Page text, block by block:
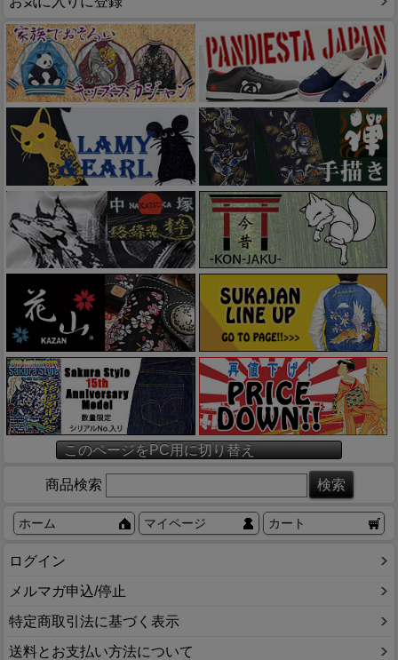
このページをPC用に切り替え
商品検索
ホーム マイページ カート
ログイン
メルマガ申込/停止
特定商取引法に基づく表示
送料とお支払い方法について